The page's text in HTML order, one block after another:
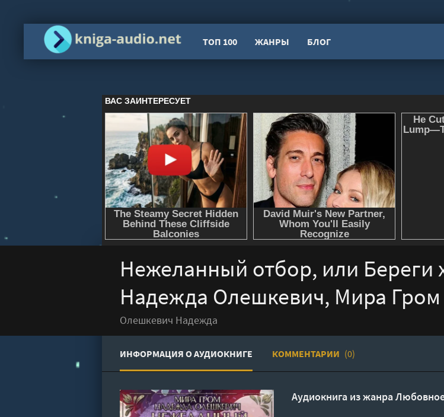
ТОП 100 ЖАНРЫ БЛОГ
Нежеланный отбор, или Береги
Надежда Олешкевич, Мира Гром
Олешкевич Надежда
ИНФОРМАЦИЯ О АУДИОКНИГЕ КОММЕНТАРИИ (0)
Аудиокнига из жанра